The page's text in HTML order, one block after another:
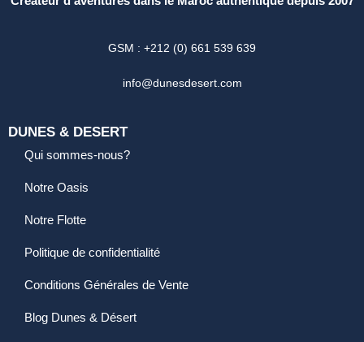
GSM : +212 (0) 661 539 639
info@dunesdesert.com
DUNES & DESERT
Qui sommes-nous?
Notre Oasis
Notre Flotte
Politique de confidentialité
Conditions Générales de Vente
Blog Dunes & Désert